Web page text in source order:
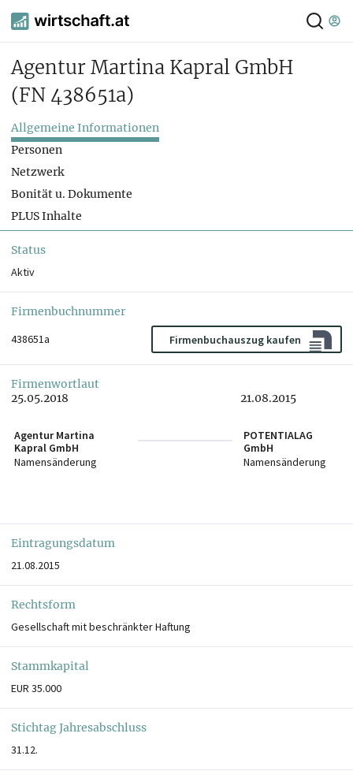
Agentur Martina Kapral GmbH
(FN 438651a)
Allgemeine Informationen
Personen
Netzwerk
Bonität u. Dokumente
PLUS Inhalte
Status
Aktiv
Firmenbuchnummer
438651a
Firmenbuchauszug kaufen
Firmenwortlaut
25.05.2018
Agentur Martina
Kapral GmbH
Namensänderung
21.08.2015
POTENTIALAG
GmbH
Namensänderung
Eintragungsdatum
21.08.2015
Rechtsform
Gesellschaft mit beschränkter Haftung
Stammkapital
EUR 35.000
Stichtag Jahresabschluss
31.12.